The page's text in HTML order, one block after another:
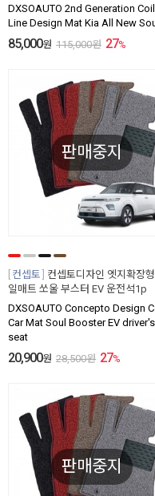
DXSOAUTO 2nd Generation Coil
Line Design Mat Kia All New
85,000원 115,000원 27%
판매중지
컨셉토
컨셉토디자인 엣지확장
일매트 쏘울 부스터 EV 운전석1p
DXSOAUTO Concepto Design
Car Mat Soul Booster EV driver's
seat
20,900원 28,500원 27%
판매중지